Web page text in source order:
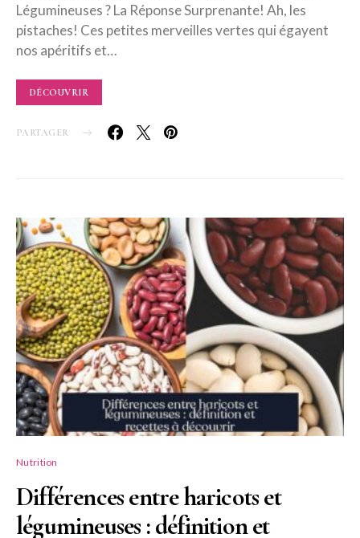
Légumineuses ? La Réponse Surprenante! Ah, les
pistaches! Ces petites merveilles vertes qui égayent
nos apéritifs et…
DÉCOUVRIR
PARTAGER
Nutrition
Différences entre haricots et
légumineuses : définition et